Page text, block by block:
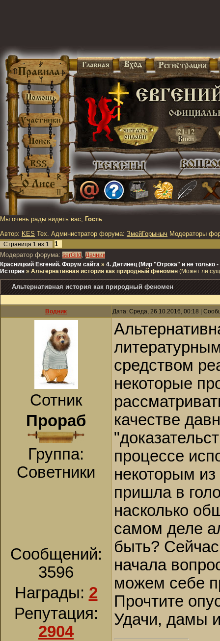
Мы очень рады видеть вас, Гость
Автор: KES Тех. Администратор форума: ЗмейГорыныч Модераторы
Страница 1 из 1
1
Модератор форума: serGild , Дачник
Красницкий Евгений. Форум сайта » 4. Детинец (Мир "Отрока" и не только
История » Альтернативная история как природный феномен (Может ли
Альтернативная история как природный феномен
Водник Дата: Среда, 26.10.2016, 00:18 |
Сотник
Прораб
Группа:
Советники
Сообщений:
3596
Награды: 2
Репутация:
2904
средством
некоторые
качестве
процессе
некоторым
пришла в
насколько
самом деле
быть?
начала
можем себе
Прочтите
Удачи, дамы